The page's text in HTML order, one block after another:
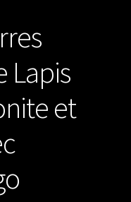
Lapis
et